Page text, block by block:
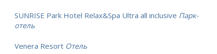
SUNRISE Park Hotel Relax&Spa Ultra all inclusive Парк-
отель
Venera Resort Отель